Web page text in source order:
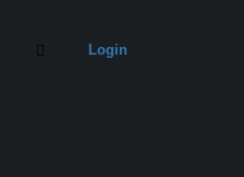
Login